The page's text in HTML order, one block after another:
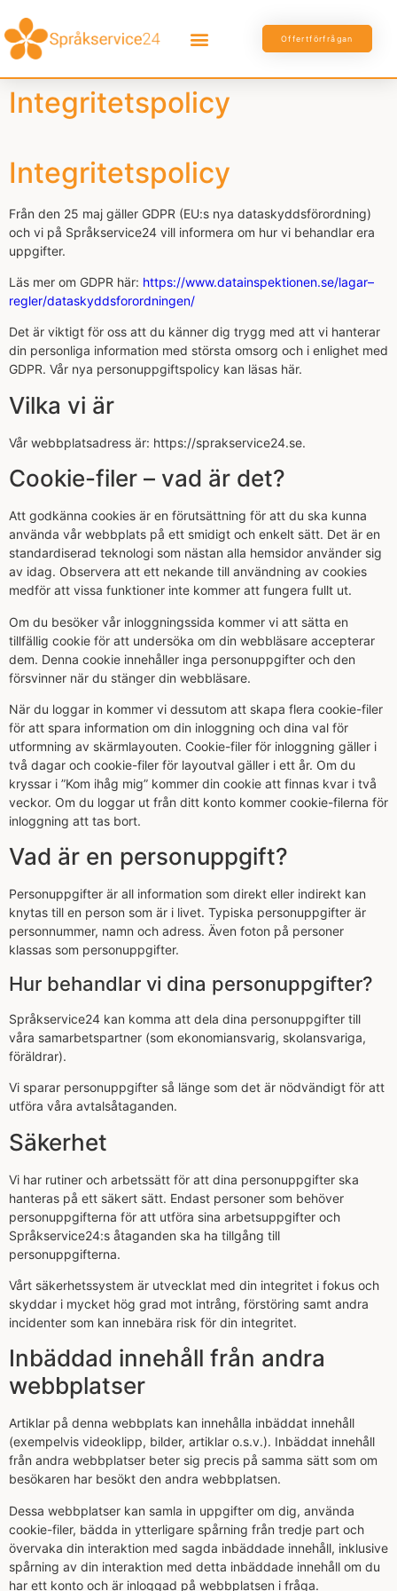
Offertförfrågan
Integritetspolicy
Integritetspolicy
Från den 25 maj gäller GDPR (EU:s nya dataskyddsförordning)
och vi på Språkservice24 vill informera om hur vi behandlar era
uppgifter.
Läs mer om GDPR här: https://www.datainspektionen.se/lagar–
regler/dataskyddsforordningen/
Det är viktigt för oss att du känner dig trygg med att vi hanterar
din personliga information med största omsorg och i enlighet med
GDPR. Vår nya personuppgiftspolicy kan läsas här.
Vilka vi är
Vår webbplatsadress är: https://sprakservice24.se.
Cookie-filer – vad är det?
Att godkänna cookies är en förutsättning för att du ska kunna
använda vår webbplats på ett smidigt och enkelt sätt. Det är en
standardiserad teknologi som nästan alla hemsidor använder sig
av idag. Observera att ett nekande till användning av cookies
medför att vissa funktioner inte kommer att fungera fullt ut.
Om du besöker vår inloggningssida kommer vi att sätta en
tillfällig cookie för att undersöka om din webbläsare accepterar
dem. Denna cookie innehåller inga personuppgifter och den
försvinner när du stänger din webbläsare.
När du loggar in kommer vi dessutom att skapa flera cookie-filer
för att spara information om din inloggning och dina val för
utformning av skärmlayouten. Cookie-filer för inloggning gäller i
två dagar och cookie-filer för layoutval gäller i ett år. Om du
kryssar i ”Kom ihåg mig” kommer din cookie att finnas kvar i två
veckor. Om du loggar ut från ditt konto kommer cookie-filerna för
inloggning att tas bort.
Vad är en personuppgift?
Personuppgifter är all information som direkt eller indirekt kan
knytas till en person som är i livet. Typiska personuppgifter är
personnummer, namn och adress. Även foton på personer
klassas som personuppgifter.
Hur behandlar vi dina personuppgifter?
Språkservice24 kan komma att dela dina personuppgifter till
våra samarbetspartner (som ekonomiansvarig, skolansvariga,
föräldrar).
Vi sparar personuppgifter så länge som det är nödvändigt för att
utföra våra avtalsåtaganden.
Säkerhet
Vi har rutiner och arbetssätt för att dina personuppgifter ska
hanteras på ett säkert sätt. Endast personer som behöver
personuppgifterna för att utföra sina arbetsuppgifter och
Språkservice24:s åtaganden ska ha tillgång till
personuppgifterna.
Vårt säkerhetssystem är utvecklat med din integritet i fokus och
skyddar i mycket hög grad mot intrång, förstöring samt andra
incidenter som kan innebära risk för din integritet.
Inbäddad innehåll från andra
webbplatser
Artiklar på denna webbplats kan innehålla inbäddat innehåll
(exempelvis videoklipp, bilder, artiklar o.s.v.). Inbäddat innehåll
från andra webbplatser beter sig precis på samma sätt som om
besökaren har besökt den andra webbplatsen.
Dessa webbplatser kan samla in uppgifter om dig, använda
cookie-filer, bädda in ytterligare spårning från tredje part och
övervaka din interaktion med sagda inbäddade innehåll, inklusive
spårning av din interaktion med detta inbäddade innehåll om du
har ett konto och är inloggad på webbplatsen i fråga.